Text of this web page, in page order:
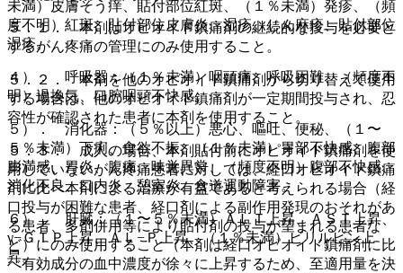
未満）皮膚そう痒、貼付部位紅斑、（１％未満）発疹、（頻
度不明）紅斑、貼付部位皮膚炎、湿疹、じん麻疹、貼付部位
湿疹。
４）． 呼吸器：（１％未満）咽頭痛、呼吸困難、（頻度不
明）過換気、口腔咽頭不快感。
５）． 消化器：（５％以上）悪心、嘔吐、便秘、（１〜
５％未満）下痢、食欲不振、（１％未満）胃部不快感、腹部
膨満感、胃炎、腹痛、味覚異常、（頻度不明）腹部不快感、
消化不良、口内炎、憩室炎、食道運動障害。
６）． 肝臓：（１〜５％未満）ＡＬＴ上昇、ＡＳＴ上昇、
γ−ＧＴＰ上昇、ＡＬ−Ｐ上昇、（１％未満）ビリルビン上
昇。
５．１． 本剤はオピオイド鎮痛剤の継続的な投与を必要と
するがん疼痛の管理にのみ使用すること。
５．２． 本剤を他のオピオイド鎮痛剤から切り替えて使用
する場合は、他のオピオイド鎮痛剤が一定期間投与され、忍
容性が確認された患者に本剤を使用すること。
５．３． 成人の場合、本剤貼付前にオピオイド鎮痛剤を使
用していないがん疼痛患者に対しては、経口オピオイド鎮痛
剤に比べ本剤による治療が有益であると考えられる場合（経
口投与が困難な患者、経口剤による副作用発現のおそれがあ
る患者、多剤併用等により貼付剤の投与が望まれる患者な
ど）にのみ使用すること（本剤は経口オピオイド鎮痛剤に比
べ有効成分の血中濃度が徐々に上昇するため、至適用量を決